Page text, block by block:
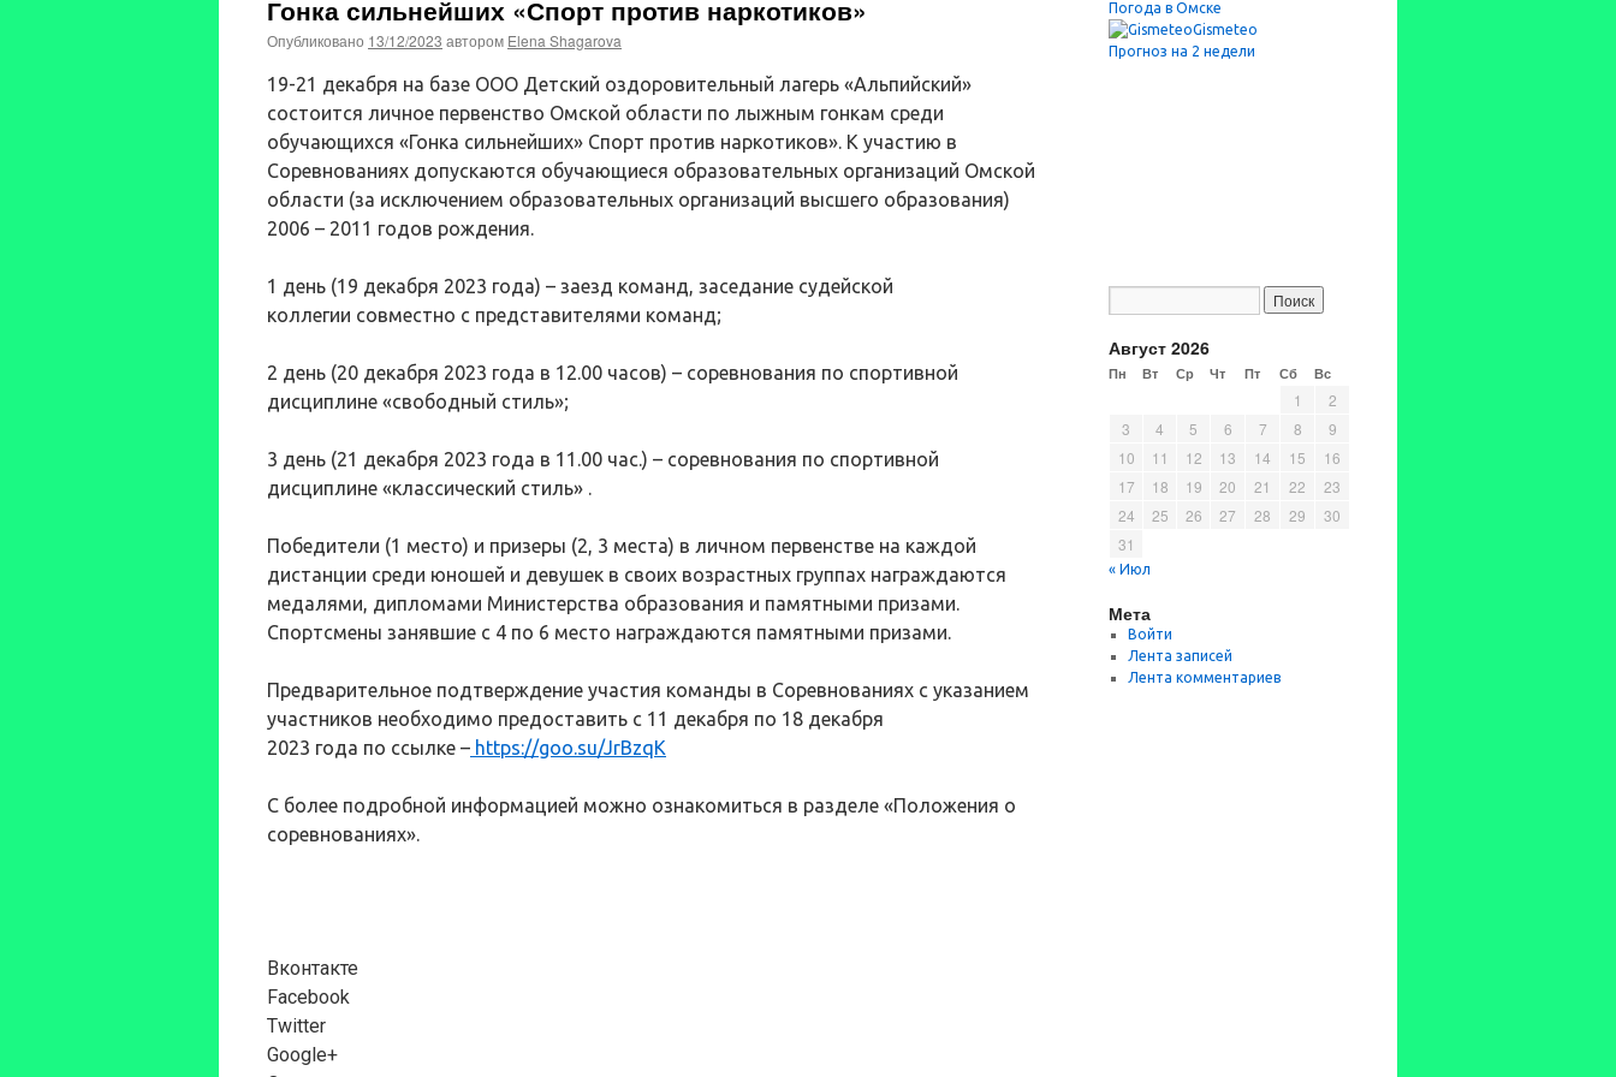
Гонка сильнейших «Спорт против наркотиков»
Опубликовано 13/12/2023 автором Elena Shagarova
19-21 декабря на базе ООО Детский оздоровительный лагерь «Альпийский»
состоится личное первенство Омской области по лыжным гонкам среди
обучающихся «Гонка сильнейших» Спорт против наркотиков». К участию в
Соревнованиях допускаются обучающиеся образовательных организаций Омской
области (за исключением образовательных организаций высшего образования)
2006 – 2011 годов рождения.
1 день (19 декабря 2023 года) – заезд команд, заседание судейской
коллегии совместно с представителями команд;
2 день (20 декабря 2023 года в 12.00 часов) – соревнования по спортивной
дисциплине «свободный стиль»;
3 день (21 декабря 2023 года в 11.00 час.) – соревнования по спортивной
дисциплине «классический стиль» .
Победители (1 место) и призеры (2, 3 места) в личном первенстве на каждой
дистанции среди юношей и девушек в своих возрастных группах награждаются
медалями, дипломами Министерства образования и памятными призами.
Спортсмены занявшие с 4 по 6 место награждаются памятными призами.
Предварительное подтверждение участия команды в Соревнованиях с указанием
участников необходимо предоставить с 11 декабря по 18 декабря
2023 года по ссылке – https://goo.su/JrBzqK
С более подробной информацией можно ознакомиться в разделе «Положения о
соревнованиях».
Вконтакте
Facebook
Twitter
Google+
Погода в Омске
Gismeteo
Прогноз на 2 недели
Август 2026
Пн Вт Ср Чт Пт Сб Вс
1
2
3
4 5 6 7 8
9
10
11 12 13 14 15
16
17
18 19 20 21 22
23
24
25 26 27 28 29
30
31
« Июл
Мета
Войти
Лента записей
Лента комментариев